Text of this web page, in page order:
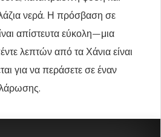
νερά. Η πρόσβαση σε
απίστευτα εύκολη—μια
λεπτών από τα Χάνια είναι
για να περάσετε σε έναν